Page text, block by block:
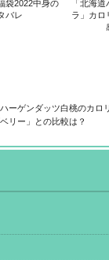
袋2022中身の
バレ
「北海
ラ」カロ
ハーゲンダッツ白桃のカロ
リー」との比較は？